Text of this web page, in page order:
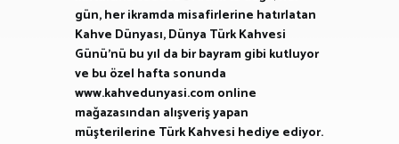
gün, her ikramda misafirlerine hatırlatan
Kahve Dünyası, Dünya Türk Kahvesi
Günü’nü bu yıl da bir bayram gibi kutluyor
ve bu özel hafta sonunda
www.kahvedunyasi.com online
mağazasından alışveriş yapan
müşterilerine Türk Kahvesi hediye ediyor.